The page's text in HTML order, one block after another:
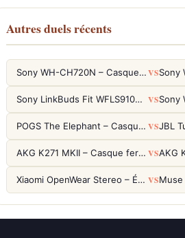
Autres duels récents
Sony WH-CH720N – Casque ANC 35h, Ultra-léger (192g) avec Processeur V1 VS
Sony LinkBuds Fit WFLS910NW Blanc – Écouteurs Sport Ailes ANC VS
POGS The Elephant – Casque Filaire Enfants 85dB POGS-Safe™ (Éco-Responsable) VS
AKG K271 MKII – Casque fermé studio fiable pour une écoute neutre VS
Xiaomi OpenWear Stereo – Écouteurs Open-Ear Hi-Res avec réduction de fuite sonore VS